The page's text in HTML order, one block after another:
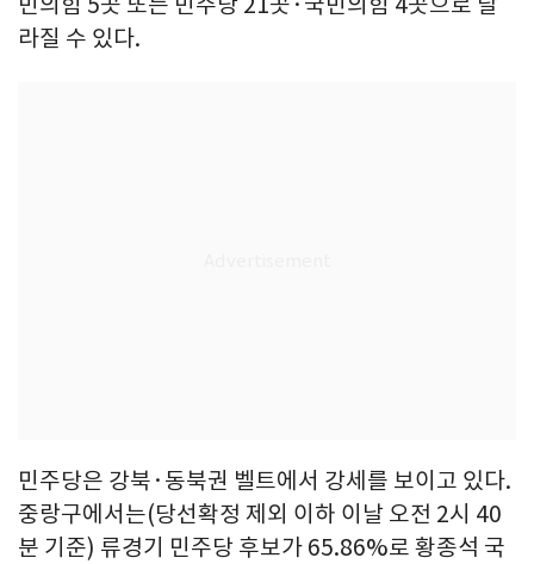
라질 수 있다.
민주당은 강북·동북권 벨트에서 강세를 보이고 있다.
중랑구에서는(당선확정 제외 이하 이날 오전 2시 40
분 기준) 류경기 민주당 후보가 65.86%로 황종석 국